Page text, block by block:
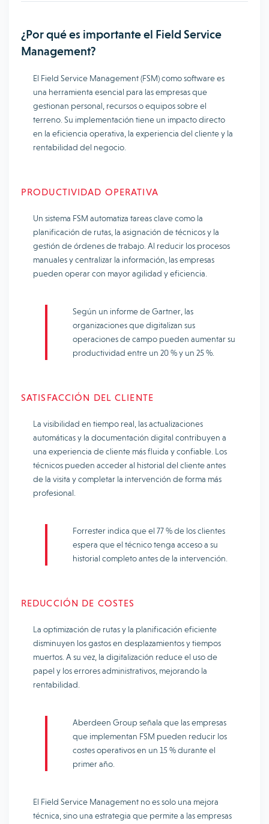
¿Por qué es importante el Field Service
Management?
El Field Service Management (FSM) como software es
una herramienta esencial para las empresas que
gestionan personal, recursos o equipos sobre el
terreno. Su implementación tiene un impacto directo
en la eficiencia operativa, la experiencia del cliente y la
rentabilidad del negocio.
PRODUCTIVIDAD OPERATIVA
Un sistema FSM automatiza tareas clave como la
planificación de rutas, la asignación de técnicos y la
gestión de órdenes de trabajo. Al reducir los procesos
manuales y centralizar la información, las empresas
pueden operar con mayor agilidad y eficiencia.
Según un informe de Gartner, las
organizaciones que digitalizan sus
operaciones de campo pueden aumentar su
productividad entre un 20 % y un 25 %.
SATISFACCIÓN DEL CLIENTE
La visibilidad en tiempo real, las actualizaciones
automáticas y la documentación digital contribuyen a
una experiencia de cliente más fluida y confiable. Los
técnicos pueden acceder al historial del cliente antes
de la visita y completar la intervención de forma más
profesional.
Forrester indica que el 77 % de los clientes
espera que el técnico tenga acceso a su
historial completo antes de la intervención.
REDUCCIÓN DE COSTES
La optimización de rutas y la planificación eficiente
disminuyen los gastos en desplazamientos y tiempos
muertos. A su vez, la digitalización reduce el uso de
papel y los errores administrativos, mejorando la
rentabilidad.
Aberdeen Group señala que las empresas
que implementan FSM pueden reducir los
costes operativos en un 15 % durante el
primer año.
El Field Service Management no es solo una mejora
técnica, sino una estrategia que permite a las empresas